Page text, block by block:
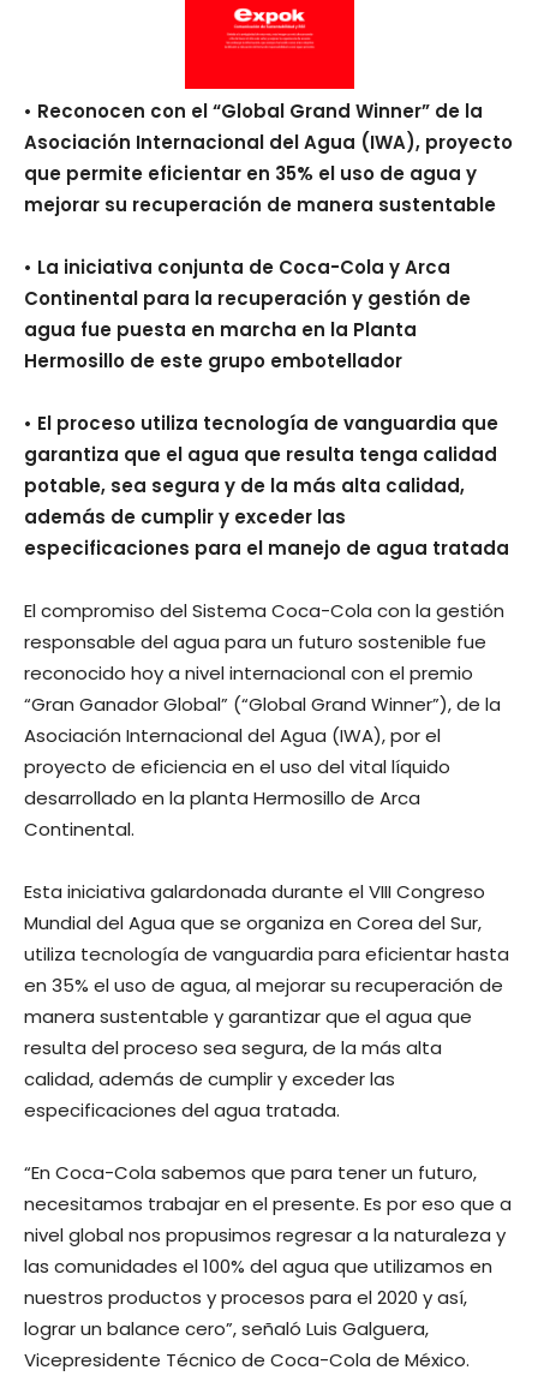
• Reconocen con el “Global Grand Winner” de la
Asociación Internacional del Agua (IWA), proyecto
que permite eficientar en 35% el uso de agua y
mejorar su recuperación de manera sustentable
• La iniciativa conjunta de Coca-Cola y Arca
Continental para la recuperación y gestión de
agua fue puesta en marcha en la Planta
Hermosillo de este grupo embotellador
• El proceso utiliza tecnología de vanguardia que
garantiza que el agua que resulta tenga calidad
potable, sea segura y de la más alta calidad,
además de cumplir y exceder las
especificaciones para el manejo de agua tratada
El compromiso del Sistema Coca-Cola con la gestión
responsable del agua para un futuro sostenible fue
reconocido hoy a nivel internacional con el premio
“Gran Ganador Global” (“Global Grand Winner”), de la
Asociación Internacional del Agua (IWA), por el
proyecto de eficiencia en el uso del vital líquido
desarrollado en la planta Hermosillo de Arca
Continental.
Esta iniciativa galardonada durante el VIII Congreso
Mundial del Agua que se organiza en Corea del Sur,
utiliza tecnología de vanguardia para eficientar hasta
en 35% el uso de agua, al mejorar su recuperación de
manera sustentable y garantizar que el agua que
resulta del proceso sea segura, de la más alta
calidad, además de cumplir y exceder las
especificaciones del agua tratada.
“En Coca-Cola sabemos que para tener un futuro,
necesitamos trabajar en el presente. Es por eso que a
nivel global nos propusimos regresar a la naturaleza y
las comunidades el 100% del agua que utilizamos en
nuestros productos y procesos para el 2020 y así,
lograr un balance cero”, señaló Luis Galguera,
Vicepresidente Técnico de Coca-Cola de México.